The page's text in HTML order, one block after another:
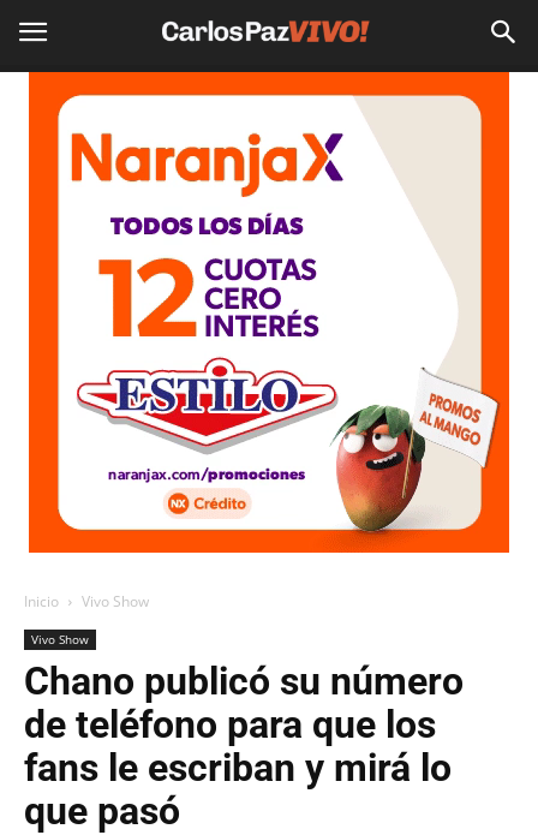
Inicio Vivo Show
Vivo Show
Chano publicó su número
de teléfono para que los
fans le escriban y mirá lo
que pasó